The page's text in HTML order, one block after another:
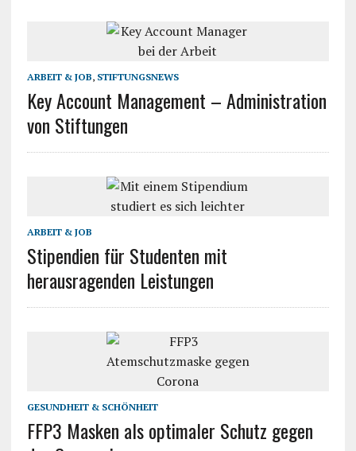
ARBEIT & JOB, STIFTUNGSNEWS
Key Account Management – Administration
von Stiftungen
ARBEIT & JOB
Stipendien für Studenten mit
herausragenden Leistungen
GESUNDHEIT & SCHÖNHEIT
FFP3 Masken als optimaler Schutz gegen